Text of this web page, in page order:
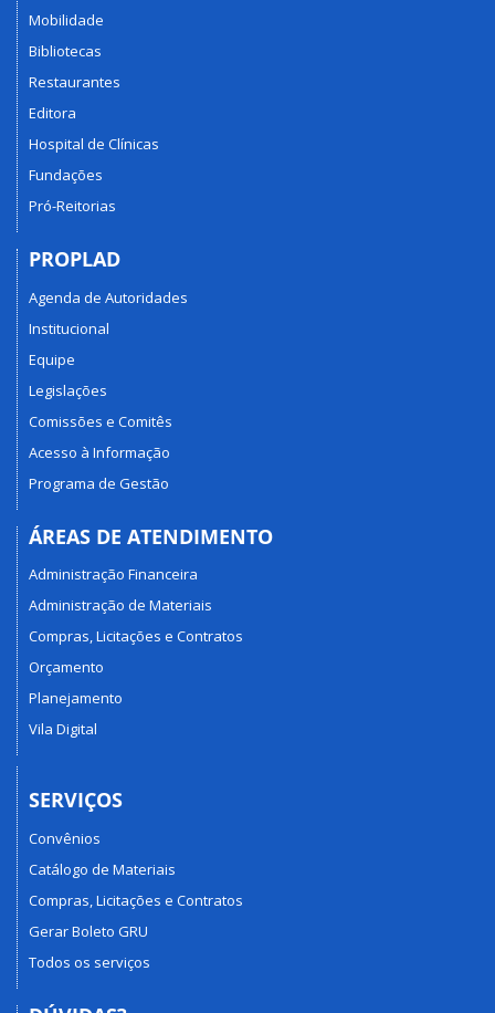
Mobilidade
Bibliotecas
Restaurantes
Editora
Hospital de Clínicas
Fundações
Pró-Reitorias
PROPLAD
Agenda de Autoridades
Institucional
Equipe
Legislações
Comissões e Comitês
Acesso à Informação
Programa de Gestão
ÁREAS DE ATENDIMENTO
Administração Financeira
Administração de Materiais
Compras, Licitações e Contratos
Orçamento
Planejamento
Vila Digital
SERVIÇOS
Convênios
Catálogo de Materiais
Compras, Licitações e Contratos
Gerar Boleto GRU
Todos os serviços